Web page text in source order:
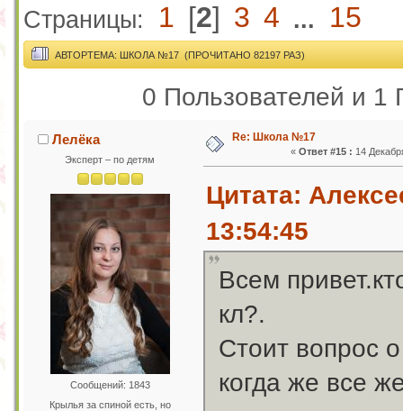
Страницы: 1 [2] 3 4 ... 15
АВТОРТЕМА: ШКОЛА №17 (ПРОЧИТАНО 82197 РАЗ)
0 Пользователей и 1
Лелёка
Эксперт – по детям
Сообщений: 1843
Крылья за спиной есть, но
Re: Школа №17
« Ответ #15 : 14
Цитата:
13:54:45
Всем
кл?.
Стоит вопрос
когда же все